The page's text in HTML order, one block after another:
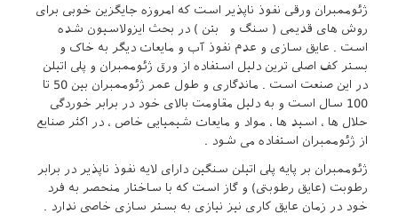
ژئوممبران ورقی نفوذ ناپذیر است که امروزه جایگزین خوبی برای
روش‌ های قدیمی ( سنگ و بتن ) در بحث ایزولاسیون شده‌
است . عایق سازی و عدم نفوذ آب و مایعات دیگر به خاک و
بستر کف اصلی ترین دلیل استفاده از ورق ژئوممبران و پلی اتیلن
در این صنعت است . ماندگاری و طول عمر ژئوممبران بین 50 تا
100 سال است و به دلیل مقاومت بالای خود در برابر خوردگی
حلال ها ، اسید ها ، مواد و مایعات شیمیایی خاص ، در اکثر صنایع
از ژئوممبران استفاده می شود .
ژئوممبران بر پایه پلی اتیلن سنگین دارای لایه نفوذ ناپذیر در برابر
رطوبت (عایق رطوبتی) و گاز است که با ساختار منحصر به فرد
خود در زمان عایق کاری نیز نیازی به بستر سازی خاصی ندارد .